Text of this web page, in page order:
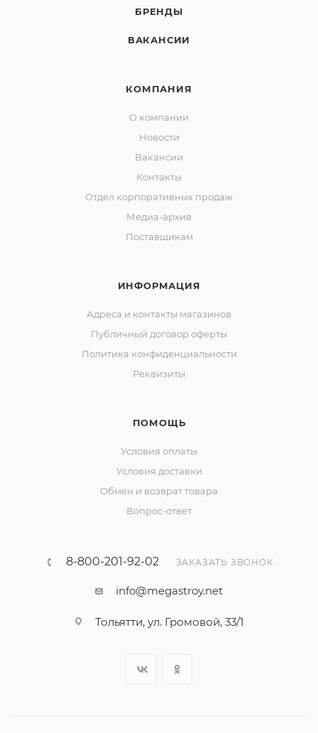
БРЕНДЫ
ВАКАНСИИ
КОМПАНИЯ
О компании
Новости
Вакансии
Контакты
Отдел корпоративных продаж
Медиа-архив
Поставщикам
ИНФОРМАЦИЯ
Адреса и контакты магазинов
Публичный договор оферты
Политика конфиденциальности
Реквизиты
ПОМОЩЬ
Условия оплаты
Условия доставки
Обмен и возврат товара
Вопрос-ответ
8-800-201-92-02 ЗАКАЗАТЬ ЗВОНОК
info@megastroy.net
Тольятти, ул. Громовой, 33/1